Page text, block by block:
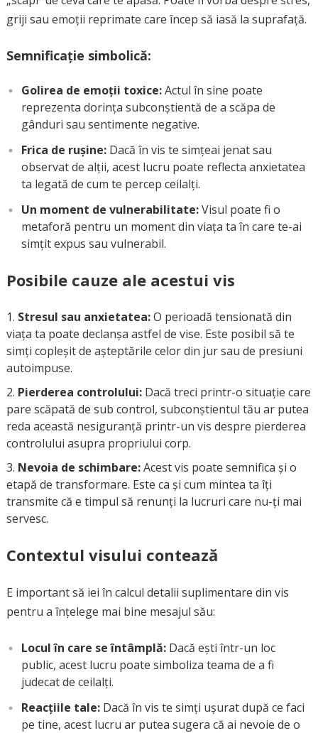
griji sau emoții reprimate care încep să iasă la suprafață.
Semnificație simbolică:
Golirea de emoții toxice:Actul în sine poate
reprezenta dorința subconștientă de a scăpa de
gânduri sau sentimente negative.
Frica de rușine:Dacă în vis te simțeai jenat sau
observat de alții, acest lucru poate reflecta anxietatea
ta legată de cum te percep ceilalți.
Un moment de vulnerabilitate:Visul poate fi o
metaforă pentru un moment din viața ta în care te-ai
simțit expus sau vulnerabil.
Posibile cauze ale acestui vis
Stresul sau anxietatea:O perioadă tensionată din
viața ta poate declanșa astfel de vise. Este posibil să te
simți copleșit de așteptările celor din jur sau de presiuni
autoimpuse.
Pierderea controlului:Dacă treci printr-o situație care
pare scăpată de sub control, subconștientul tău ar putea
reda această nesiguranță printr-un vis despre pierderea
controlului asupra propriului corp.
Nevoia de schimbare:Acest vis poate semnifica și o
etapă de transformare. Este ca și cum mintea ta îți
transmite că e timpul să renunți la lucruri care nu-ți mai
servesc.
Contextul visului contează
E important să iei în calcul detalii suplimentare din vis
pentru a înțelege mai bine mesajul său:
Locul în care se întâmplă:Dacă ești într-un loc
public, acest lucru poate simboliza teama de a fi
judecat de ceilalți.
Reacțiile tale:Dacă în vis te simți ușurat după ce faci
pe tine, acest lucru ar putea sugera că ai nevoie de o